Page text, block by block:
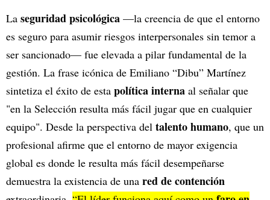
La seguridad psicológica —la creencia de que el entorno
es seguro para asumir riesgos interpersonales sin temor a
ser sancionado— fue elevada a pilar fundamental de la
gestión. La frase icónica de Emiliano “Dibu” Martínez
sintetiza el éxito de esta política interna al señalar que
"en la Selección resulta más fácil jugar que en cualquier
equipo". Desde la perspectiva del talento humano, que un
profesional afirme que el entorno de mayor exigencia
global es donde le resulta más fácil desempeñarse
demuestra la existencia de una red de contención